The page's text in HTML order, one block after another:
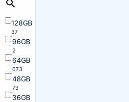
128GB
37
96GB
2
64GB
673
48GB
73
36GB